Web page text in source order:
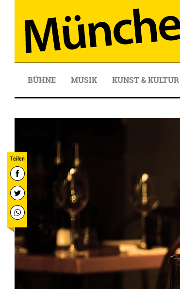
BÜHNE MUSIK KUNST & KULTUR